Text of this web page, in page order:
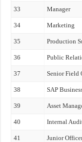
33 Manager
34 Marketing
35 Production
36 Public
37 Senior Field
38 SAP
39 Asset
40 Internal
41 Junior